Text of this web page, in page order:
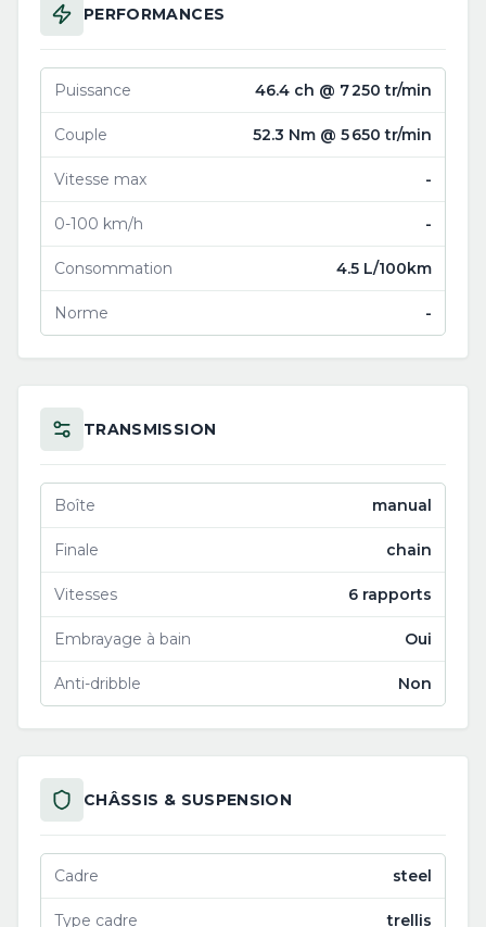
PERFORMANCES
Puissance 46.4 ch @ 7 250 tr/min
Couple 52.3 Nm @ 5 650 tr/min
Vitesse max -
0-100 km/h -
Consommation 4.5 L/100km
Norme -
TRANSMISSION
Boîte manual
Finale chain
Vitesses 6 rapports
Embrayage à bain Oui
Anti-dribble Non
CHÂSSIS & SUSPENSION
Cadre steel
Type cadre trellis